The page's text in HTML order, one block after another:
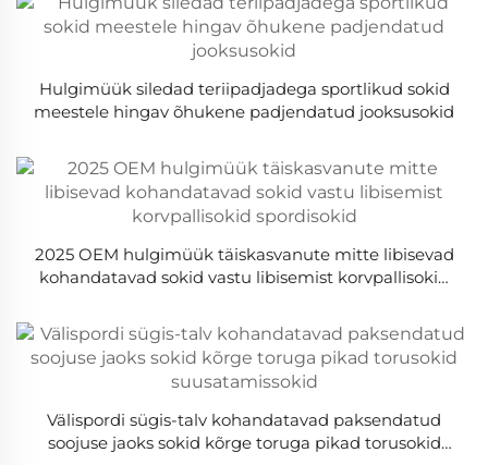
Hulgimüük siledad teriipadjadega sportlikud sokid
meestele hingav õhukene padjendatud jooksusokid
2025 OEM hulgimüük täiskasvanute mitte libisevad
kohandatavad sokid vastu libisemist korvpallisokid
Välispordi sügis-talv kohandatavad paksendatud
soojuse jaoks sokid kõrge toruga pikad torusokid